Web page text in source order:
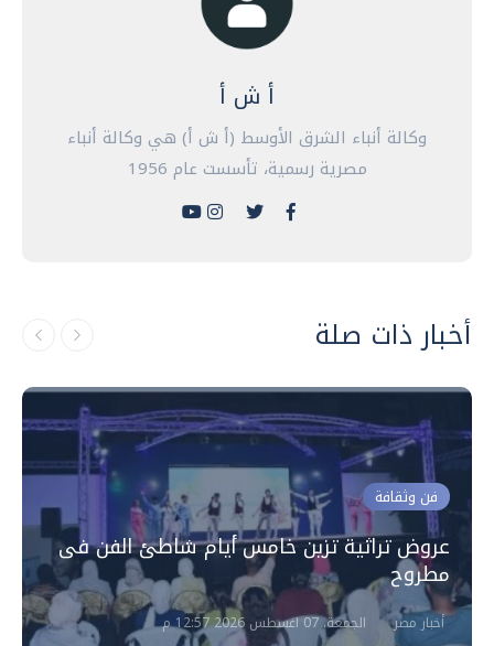
أ ش أ
وكالة أنباء الشرق الأوسط (أ ش أ) هي وكالة أنباء
مصرية رسمية، تأسست عام 1956
أخبار ذات صلة
فن وثقافة
عروض تراثية تزين خامس أيام شاطئ الفن فى
مطروح
أخبار مصر الجمعة، 07 اغسطس 2026 12:57 م